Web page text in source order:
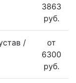
3863
руб.
/
от
6300
руб.